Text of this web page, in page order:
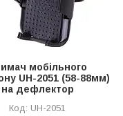
мобільного
UH-2051 (58-88мм)
на дефлектор
UH-2051